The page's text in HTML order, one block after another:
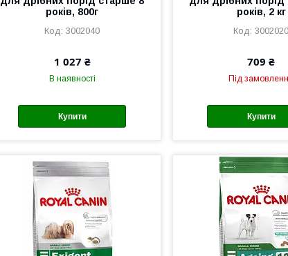
років, 800г
3002040
1 027 ₴
В наявності
Купити
років, 2 кг
3002020
709 ₴
Під
Купити